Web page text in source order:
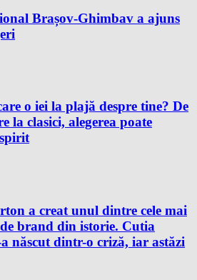
Brașov-Ghimbav a ajuns
o iei la plajă despre tine? De
la clasici, alegerea poate
a creat unul dintre cele mai
brand din istorie. Cutia
născut dintr-o criză, iar astăzi